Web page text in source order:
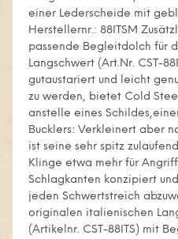
einer Lederscheide mit
Herstellernr.: 88ITSM
passende Begleitdolch für
Langschwert (Art.Nr. CST-
gutaustariert und leicht
zu werden, bietet Cold
anstelle eines
Bucklers: Verkleinert aber
ist seine sehr spitz
Klinge etwa mehr für
Schlagkanten konzipiert
jeden Schwertstreich
originalen italienischen
(Artikelnr. CST-88ITS) mit